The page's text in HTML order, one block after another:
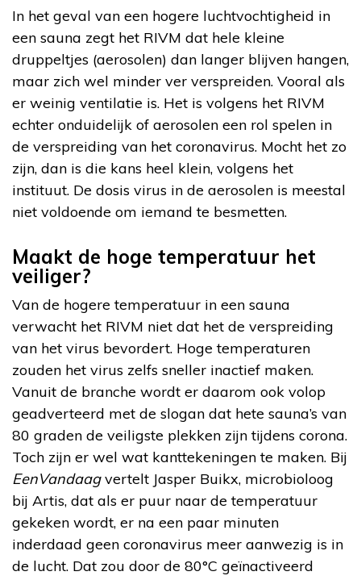
In het geval van een hogere luchtvochtigheid in
een sauna zegt het RIVM dat hele kleine
druppeltjes (aerosolen) dan langer blijven hangen,
maar zich wel minder ver verspreiden. Vooral als
er weinig ventilatie is. Het is volgens het RIVM
echter onduidelijk of aerosolen een rol spelen in
de verspreiding van het coronavirus. Mocht het zo
zijn, dan is die kans heel klein, volgens het
instituut. De dosis virus in de aerosolen is meestal
niet voldoende om iemand te besmetten.
Maakt de hoge temperatuur het
veiliger?
Van de hogere temperatuur in een sauna
verwacht het RIVM niet dat het de verspreiding
van het virus bevordert. Hoge temperaturen
zouden het virus zelfs sneller inactief maken.
Vanuit de branche wordt er daarom ook volop
geadverteerd met de slogan dat hete sauna’s van
80 graden de veiligste plekken zijn tijdens corona.
Toch zijn er wel wat kanttekeningen te maken. Bij
EenVandaagvertelt Jasper Buikx, microbioloog
bij Artis, dat als er puur naar de temperatuur
gekeken wordt, er na een paar minuten
inderdaad geen coronavirus meer aanwezig is in
de lucht. Dat zou door de 80°C geïnactiveerd